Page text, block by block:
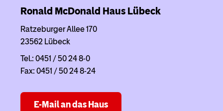
Ronald McDonald Haus Lübeck
Ratzeburger Allee 170
23562 Lübeck
Tel.: 0451 / 50 24 8-0
Fax: 0451 / 50 24 8-24
E-Mail an das Haus